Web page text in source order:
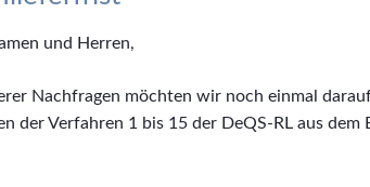
und Herren,
Nachfragen möchten wir noch einmal
der Verfahren 1 bis 15 der DeQS-RL aus dem